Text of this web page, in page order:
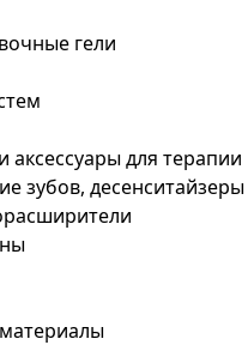
гели
для терапии
зубов, десенситайзеры